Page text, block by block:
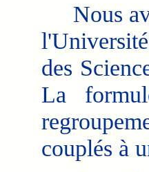
Nous
des
La
couplés à